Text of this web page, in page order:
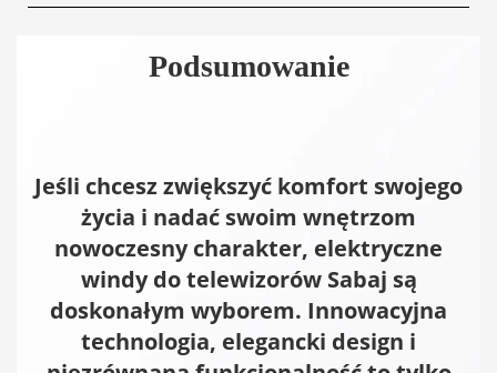
Podsumowanie
Jeśli chcesz zwiększyć komfort swojego
życia i nadać swoim wnętrzom
nowoczesny charakter, elektryczne
windy do telewizorów Sabaj są
doskonałym wyborem. Innowacyjna
technologia, elegancki design i